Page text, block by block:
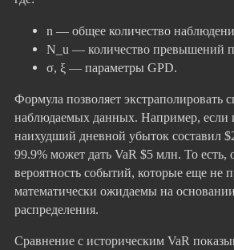
n — общее количество
N_u — количество превышений
σ, ξ — параметры GPD.
Формула позволяет экстраполировать
наблюдаемых данных. Например, если
наихудший дневной убыток составил
99.9% может дать VaR $5 млн. То есть,
вероятность событий, которые еще не
математически ожидаемы на
распределения.
Сравнение с историческим VaR